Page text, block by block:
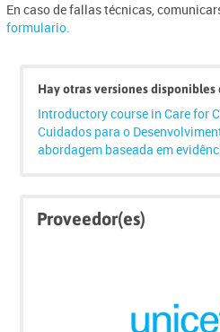
En caso de fallas técnicas,
formulario.
Click
below
enrol
Hay otras versiones disponibles
Introductory course in Care for
Cuidados para o
abordagem baseada em
Proveedor(es)
Proveedor(es)